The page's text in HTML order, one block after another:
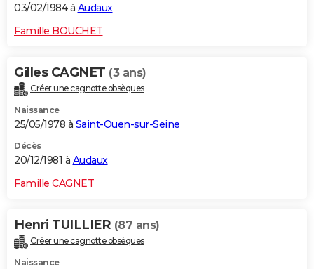
03/02/1984 à Audaux
Famille BOUCHET
Gilles CAGNET (3 ans)
Créer une cagnotte obsèques
Naissance
25/05/1978 à Saint-Ouen-sur-Seine
Décès
20/12/1981 à Audaux
Famille CAGNET
Henri TUILLIER (87 ans)
Créer une cagnotte obsèques
Naissance